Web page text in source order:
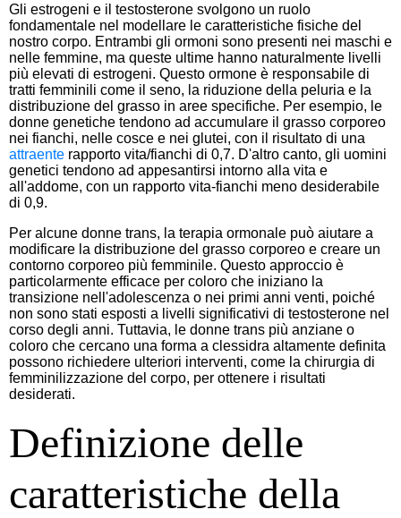
Gli estrogeni e il testosterone svolgono un ruolo
fondamentale nel modellare le caratteristiche fisiche del
nostro corpo. Entrambi gli ormoni sono presenti nei maschi e
nelle femmine, ma queste ultime hanno naturalmente livelli
più elevati di estrogeni. Questo ormone è responsabile di
tratti femminili come il seno, la riduzione della peluria e la
distribuzione del grasso in aree specifiche. Per esempio, le
donne genetiche tendono ad accumulare il grasso corporeo
nei fianchi, nelle cosce e nei glutei, con il risultato di una
attraente rapporto vita/fianchi di 0,7. D'altro canto, gli uomini
genetici tendono ad appesantirsi intorno alla vita e
all'addome, con un rapporto vita-fianchi meno desiderabile
di 0,9.
Per alcune donne trans, la terapia ormonale può aiutare a
modificare la distribuzione del grasso corporeo e creare un
contorno corporeo più femminile. Questo approccio è
particolarmente efficace per coloro che iniziano la
transizione nell'adolescenza o nei primi anni venti, poiché
non sono stati esposti a livelli significativi di testosterone nel
corso degli anni. Tuttavia, le donne trans più anziane o
coloro che cercano una forma a clessidra altamente definita
possono richiedere ulteriori interventi, come la chirurgia di
femminilizzazione del corpo, per ottenere i risultati
desiderati.
Definizione delle
caratteristiche della